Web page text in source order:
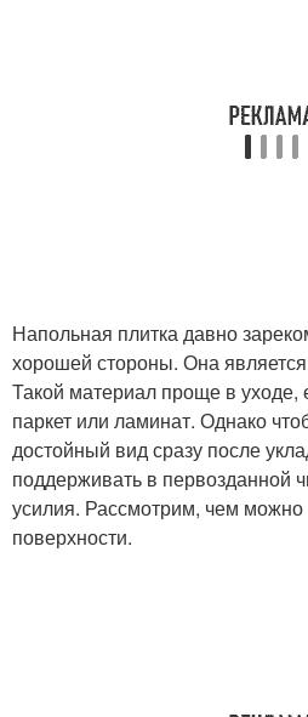
Напольная плитка давно
хорошей стороны. Она
Такой материал проще в уходе,
паркет или ламинат. Однако
достойный вид сразу после
поддерживать в первозданной
усилия. Рассмотрим, чем можно
поверхности.